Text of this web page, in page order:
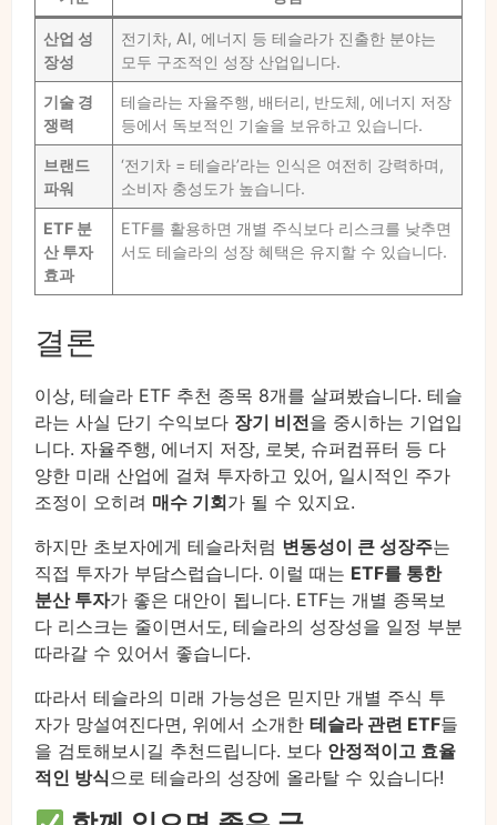
산업 성
장성
전기차, AI, 에너지 등 테슬라가 진출한 분야는
모두 구조적인 성장 산업입니다.
기술 경
쟁력
테슬라는 자율주행, 배터리, 반도체, 에너지 저장
등에서 독보적인 기술을 보유하고 있습니다.
브랜드
파워
‘전기차 = 테슬라’라는 인식은 여전히 강력하며,
소비자 충성도가 높습니다.
ETF 분
산 투자
효과
ETF를 활용하면 개별 주식보다 리스크를 낮추면
서도 테슬라의 성장 혜택은 유지할 수 있습니다.
결론
이상, 테슬라 ETF 추천 종목 8개를 살펴봤습니다. 테슬
라는 사실 단기 수익보다 장기 비전을 중시하는 기업입
니다. 자율주행, 에너지 저장, 로봇, 슈퍼컴퓨터 등 다
양한 미래 산업에 걸쳐 투자하고 있어, 일시적인 주가
조정이 오히려 매수 기회가 될 수 있지요.
하지만 초보자에게 테슬라처럼 변동성이 큰 성장주는
직접 투자가 부담스럽습니다. 이럴 때는 ETF를 통한
분산 투자가 좋은 대안이 됩니다. ETF는 개별 종목보
다 리스크는 줄이면서도, 테슬라의 성장성을 일정 부분
따라갈 수 있어서 좋습니다.
따라서 테슬라의 미래 가능성은 믿지만 개별 주식 투
자가 망설여진다면, 위에서 소개한 테슬라 관련 ETF들
을 검토해보시길 추천드립니다. 보다 안정적이고 효율
적인 방식으로 테슬라의 성장에 올라탈 수 있습니다!